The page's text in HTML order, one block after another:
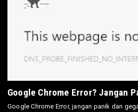
Google Chrome Error? Jangan
Google Chrome Error, jangan panik dan